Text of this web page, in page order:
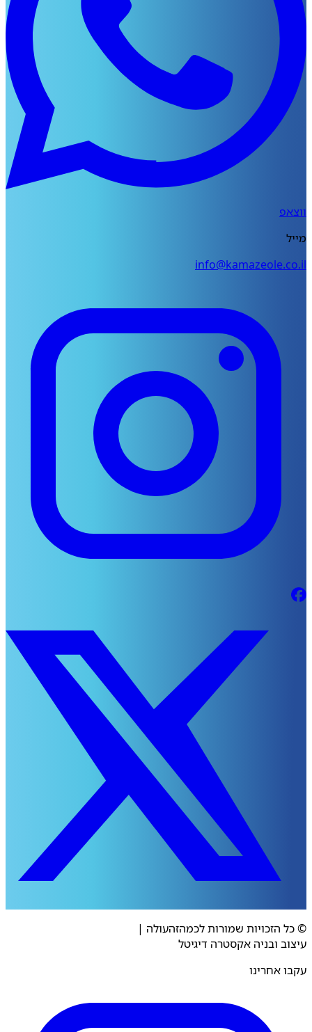
הזכויות שמורות לכמהזהעולה|
ובניה אקסטרה דיגיטל
אחרינו